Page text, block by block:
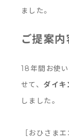
ました。
ご提案内
18年間お使
せて、ダイキ
しました。
［おひさま